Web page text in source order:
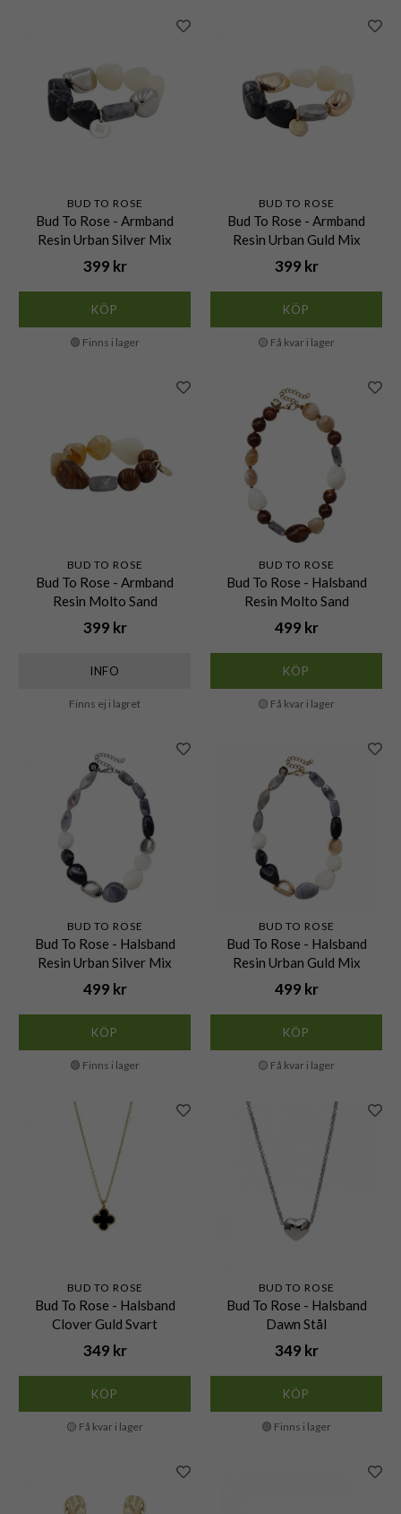
BUD TO ROSE
Bud To Rose - Armband
Resin Urban Silver Mix
399 kr
KÖP
🟢 Finns i lager
BUD TO ROSE
Bud To Rose - Armband
Resin Urban Guld Mix
399 kr
KÖP
🟡 Få kvar i lager
BUD TO ROSE
Bud To Rose - Armband
Resin Molto Sand
399 kr
INFO
Finns ej i lagret
BUD TO ROSE
Bud To Rose - Halsband
Resin Molto Sand
499 kr
KÖP
🟡 Få kvar i lager
BUD TO ROSE
Bud To Rose - Halsband
Resin Urban Silver Mix
499 kr
KÖP
🟢 Finns i lager
BUD TO ROSE
Bud To Rose - Halsband
Resin Urban Guld Mix
499 kr
KÖP
🟡 Få kvar i lager
BUD TO ROSE
Bud To Rose - Halsband
Clover Guld Svart
349 kr
KÖP
🟡 Få kvar i lager
BUD TO ROSE
Bud To Rose - Halsband
Dawn Stål
349 kr
KÖP
🟢 Finns i lager